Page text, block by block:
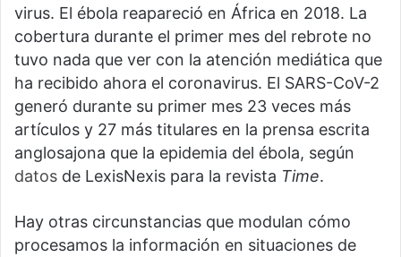
virus. El ébola reapareció en África en 2018. La
cobertura durante el primer mes del rebrote no
tuvo nada que ver con la atención mediática que
ha recibido ahora el coronavirus. El SARS-CoV-2
generó durante su primer mes 23 veces más
artículos y 27 más titulares en la prensa escrita
anglosajona que la epidemia del ébola, según
datos de LexisNexis para la revista Time.
Hay otras circunstancias que modulan cómo
procesamos la información en situaciones de